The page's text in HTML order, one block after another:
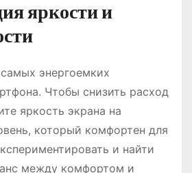
яркости и
энергоемких
Чтобы снизить расход
яркость экрана на
который комфортен для
и найти
между комфортом и